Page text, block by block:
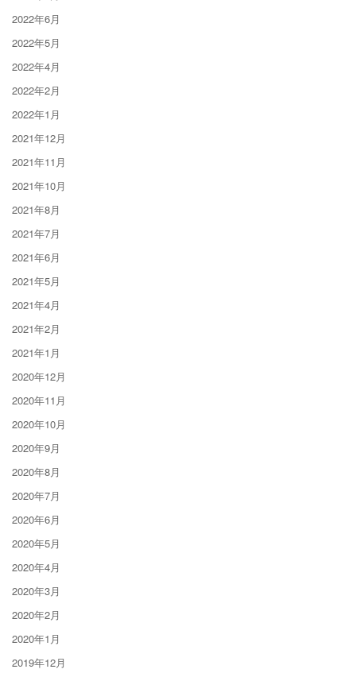
2022年6月
2022年5月
2022年4月
2022年2月
2022年1月
2021年12月
2021年11月
2021年10月
2021年8月
2021年7月
2021年6月
2021年5月
2021年4月
2021年2月
2021年1月
2020年12月
2020年11月
2020年10月
2020年9月
2020年8月
2020年7月
2020年6月
2020年5月
2020年4月
2020年3月
2020年2月
2020年1月
2019年12月